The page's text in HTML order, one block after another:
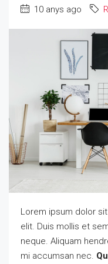
10 anys ago
Lorem ipsum dolor
elit. Duis mollis et
neque. Aliquam
mi accumsan nec.